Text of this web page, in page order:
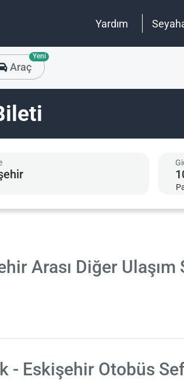
Yardım
Araç
Yeni
Arası Diğer
- Eskişehir Otobüs